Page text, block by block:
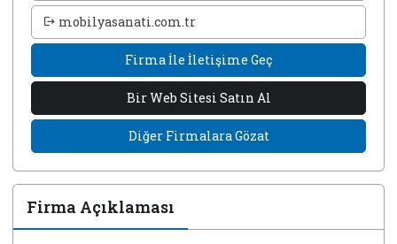
mobilyasanati.com.tr
Firma İle İletişime Geç
Bir Web Sitesi Satın Al
Diğer Firmalara Gözat
Firma Açıklaması